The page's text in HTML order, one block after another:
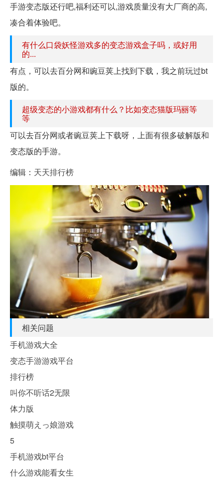
手游变态版还行吧,福利还可以,游戏质量没有大厂商的高,
凑合着体验吧。
有什么口袋妖怪游戏多的变态游戏盒子吗，或好用
的...
有点，可以去百分网和豌豆荚上找到下载，我之前玩过bt
版的。
超级变态的小游戏都有什么？比如变态猫版玛丽等
等
可以去百分网或者豌豆荚上下载呀，上面有很多破解版和
变态版的手游。
编辑： 天天排行榜
相关问题
手机游戏大全
变态手游游戏平台
排行榜
叫你不听话2无限
体力版
触摸萌えっ娘游戏
5
手机游戏bt平台
什么游戏能看女生